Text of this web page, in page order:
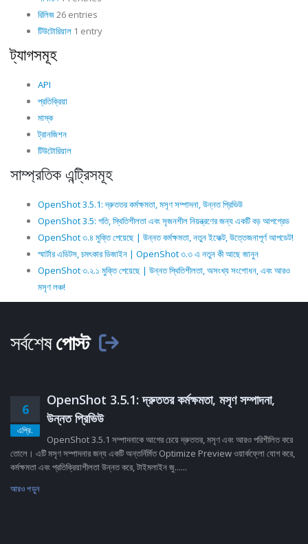
রিলিজ26 entries
টিউটোরিয়াল 1 entry
ট্যাগসমূহ
API
প্রতিক্রিয়া
মাস্ক
ট্রানজিশন
টিউটোরিয়াল
সাম্প্রতিক এন্ট্রিসমূহ
OpenShot 3.5.1: দ্রুততর কর্মক্ষমতা, মসৃণ সম্পাদনা, উন্নত প্রিভিউ
OpenShot 3.5: গতি, স্থিতিশীলতা এবং সৃজনশীল নিয়ন্ত্রণের জন্য একটি বড় আপগ্রেড
OpenShot ৩.৪ মুক্তি পেয়েছে | উন্নত কর্মক্ষমতা, নতুন ইফেক্ট, উত্তেজনাপূর্ণ আপডেট!
স্মার্টার এডিটস, চমৎকার ডিজাইন | OpenShot ৩.৩ এ নতুন কী আছে জানুন
OpenShot ৩.২.১ মুক্তি পেয়েছে | উন্নত স্থিতিশীলতা, অসংখ্য সংশোধন, এবং আরও
মসৃণ লঞ্চ!
সর্বশেষপোস্ট
6
এপ্রি.
OpenShot 3.5.1: দ্রুততর কর্মক্ষমতা, মসৃণ সম্পাদনা,
উন্নত প্রিভিউ
OpenShot 3.5.1 সম্পাদনাকে আগের চেয়ে দ্রুততর, মসৃণ এবং আরও পরিশীলিত করে
তোলে। এটি মসৃণ সম্পাদনার জন্য একটি অন্তর্নির্মিত Optimize Preview ওয়ার্কফ্লো যোগ করে,
কর্মক্ষমতা এবং প্রতিক্রিয়াশীলতা উন্নত করে, টাইমলাইন জু......
আরও পড়ুন